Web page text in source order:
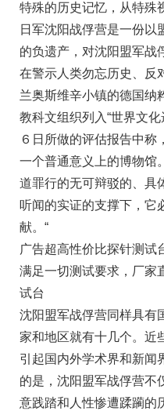
特殊的历史记忆，从特殊
日军沈阳战俘营是一份以
的负遗产，对沈阳盟军战
在警示人类勿忘历史、反
兰奥斯维辛小镇的德国纳
教科文组织列入“世界文
６日所做的评估报告中称
一个普通意义上的博物馆
道罪行的无可辩驳的、
听闻的实证的支撑下，它
献。“
广告超高性价比探针测试
满足一切测试要求，厂家
试台
沈阳盟军战俘营同样具有
家和地区就有十几个。近
引起国内外学术界和新闻
的是，沈阳盟军战俘营不
意践踏和人性惨遭蹂躏的